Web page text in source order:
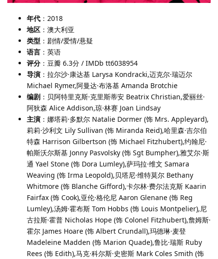
年代 ：2018
地区 ：澳大利亚
类型 ：剧情/爱情/悬疑
语言 ：英语
评分 ：豆瓣 6.3分 / IMDb tt6038954
导演 ：拉尔沙·康达基 Larysa Kondracki,迈克尔·瑞迈尔
Michael Rymer,阿曼达·布洛基 Amanda Brotchie
编剧 ：贝阿特里克斯·克里斯蒂安 Beatrix Christian,爱丽丝·
阿狄森 Alice Addison,琼·林赛 Joan Lindsay
主演 ：娜塔莉·多默尔 Natalie Dormer (饰 Mrs. Appleyard),
莉莉·沙利文 Lily Sullivan (饰 Miranda Reid),哈里森·吉尔伯
特森 Harrison Gilbertson (饰 Michael Fitzhubert),约翰尼·
帕斯沃尔斯基 Jonny Pasvolsky (饰 Sgt Bumpher),雅艾尔·斯
通 Yael Stone (饰 Dora Lumley),萨玛拉·维文 Samara
Weaving (饰 Irma Leopold),贝塔尼·维特莫尔 Bethany
Whitmore (饰 Blanche Gifford),卡尔林·费尔法克斯 Kaarin
Fairfax (饰 Cook),亚伦·格伦尼 Aaron Glenane (饰 Reg
Lumley),汤姆·霍布斯 Tom Hobbs (饰 Louis Montpelier),尼
古拉斯·霍普 Nicholas Hope (饰 Colonel Fitzhubert),詹姆斯·
霍尔 James Hoare (饰 Albert Crundall),玛德琳·麦登
Madeleine Madden (饰 Marion Quade),鲁比·瑞斯 Ruby
Rees (饰 Edith),马克·科尔斯·史密斯 Mark Coles Smith (饰